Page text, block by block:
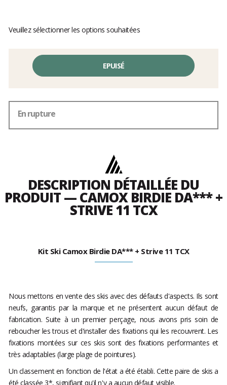
Veuillez sélectionner les options souhaitées
EPUISÉ
En rupture
DESCRIPTION DÉTAILLÉE DU
PRODUIT — CAMOX BIRDIE DA*** +
STRIVE 11 TCX
Kit Ski Camox Birdie DA*** + Strive 11 TCX
Nous mettons en vente des skis avec des défauts d'aspects. Ils sont
neufs, garantis par la marque et ne présentent aucun défaut de
fabrication. Suite à un premier perçage, nous avons pris soin de
reboucher les trous et d'installer des fixations qui les recouvrent. Les
fixations montées sur ces skis sont des fixations performantes et
très adaptables (large plage de pointures).
Un classement en fonction de l'état a été établi. Cette paire de skis a
été classée 3*, signifiant qu'il n'y a aucun défaut visible.